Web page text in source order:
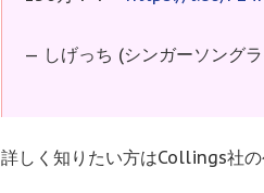
— しげっち (シンガーソング
詳しく知りたい方はCollings社の